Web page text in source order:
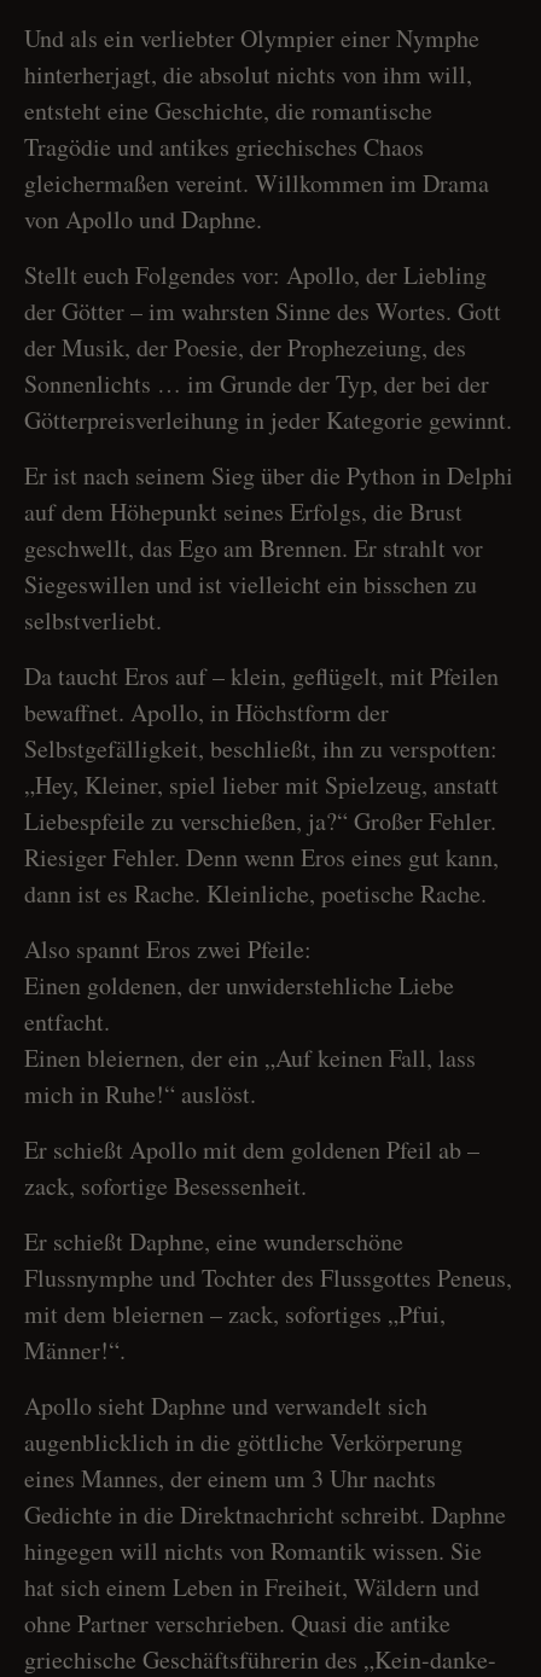
Und als ein verliebter Olympier einer Nymphe
hinterherjagt, die absolut nichts von ihm will,
entsteht eine Geschichte, die romantische
Tragödie und antikes griechisches Chaos
gleichermaßen vereint. Willkommen im Drama
von Apollo und Daphne.
Stellt euch Folgendes vor: Apollo, der Liebling
der Götter – im wahrsten Sinne des Wortes. Gott
der Musik, der Poesie, der Prophezeiung, des
Sonnenlichts … im Grunde der Typ, der bei der
Götterpreisverleihung in jeder Kategorie gewinnt.
Er ist nach seinem Sieg über die Python in Delphi
auf dem Höhepunkt seines Erfolgs, die Brust
geschwellt, das Ego am Brennen. Er strahlt vor
Siegeswillen und ist vielleicht ein bisschen zu
selbstverliebt.
Da taucht Eros auf – klein, geflügelt, mit Pfeilen
bewaffnet. Apollo, in Höchstform der
Selbstgefälligkeit, beschließt, ihn zu verspotten:
„Hey, Kleiner, spiel lieber mit Spielzeug, anstatt
Liebespfeile zu verschießen, ja?“ Großer Fehler.
Riesiger Fehler. Denn wenn Eros eines gut kann,
dann ist es Rache. Kleinliche, poetische Rache.
Also spannt Eros zwei Pfeile:
Einen goldenen, der unwiderstehliche Liebe
entfacht.
Einen bleiernen, der ein „Auf keinen Fall, lass
mich in Ruhe!“ auslöst.
Er schießt Apollo mit dem goldenen Pfeil ab –
zack, sofortige Besessenheit.
Er schießt Daphne, eine wunderschöne
Flussnymphe und Tochter des Flussgottes Peneus,
mit dem bleiernen – zack, sofortiges „Pfui,
Männer!“.
Apollo sieht Daphne und verwandelt sich
augenblicklich in die göttliche Verkörperung
eines Mannes, der einem um 3 Uhr nachts
Gedichte in die Direktnachricht schreibt. Daphne
hingegen will nichts von Romantik wissen. Sie
hat sich einem Leben in Freiheit, Wäldern und
ohne Partner verschrieben. Quasi die antike
griechische Geschäftsführerin des „Kein-danke-